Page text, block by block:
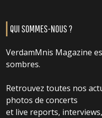
QUI SOMMES-NOUS ?
VerdamMnis Magazine
sombres.
Retrouvez toutes nos
photos de concerts
et live reports, interviews,